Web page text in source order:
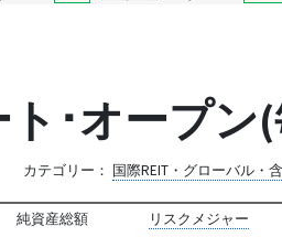
･オープン
カテゴリー： 国際REIT・グローバル・
純資産総額 リスクメジャー